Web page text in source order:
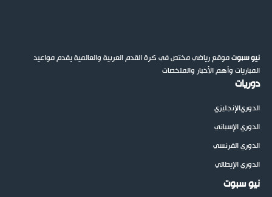
نيو سبوتموقع رياضي مختص في كرة القدم العربية والعالمية يقدم مواعيد
المباريات وأهم الأخبار والملخصات
دوريات
الدوريالإنجليزي
الدوري الإسباني
الدوري الفرنسي
الدوري الإيطالي
نيو سبوت